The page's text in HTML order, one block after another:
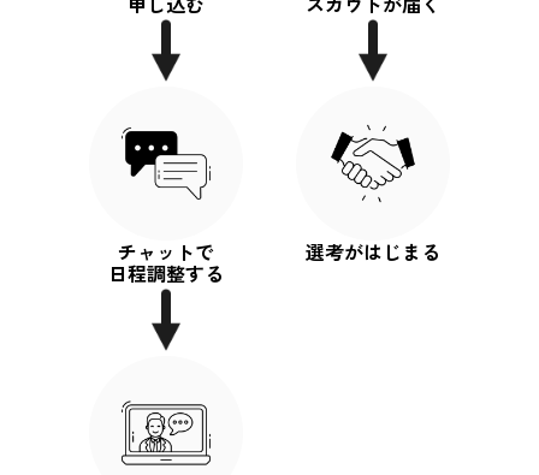
チャットで
日程調整する
選考がはじまる